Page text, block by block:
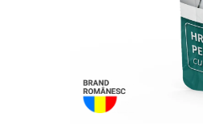
Antiparazitare Câini
Vitamine Câini